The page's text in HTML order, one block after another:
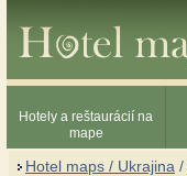
Hotely a reštaurácií na
mape
Hotel maps / Ukrajina /